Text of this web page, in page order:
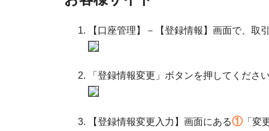
【口座管理】－【登録情報】画面で、
「登録情報変更」ボタンを押してください
【登録情報変更入力】画面にある①「変